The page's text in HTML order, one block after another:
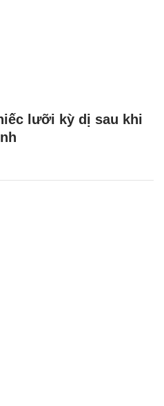
lưỡi kỳ dị sau khi